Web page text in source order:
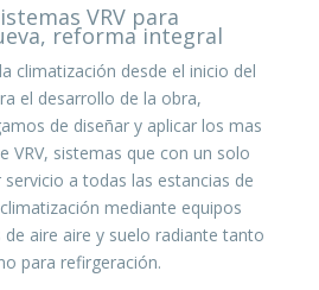
VRV para
reforma integral
climatización desde el inicio del
el desarrollo de la obra,
de diseñar y aplicar los mas
VRV, sistemas que con un solo
a todas las estancias de
mediante equipos
aire aire y suelo radiante tanto
para refirgeración.